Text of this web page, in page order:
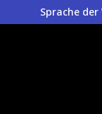
Sprache